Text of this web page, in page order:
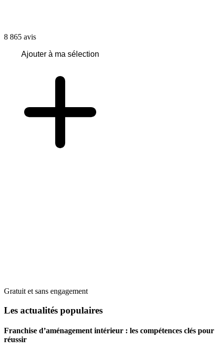
8 865 avis
Ajouter à ma sélection
Gratuit et sans engagement
Les actualités populaires
Franchise d’aménagement intérieur : les compétences clés pour
réussir